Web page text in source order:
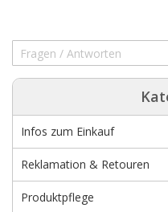
Infos zum Einkauf
Reklamation & Retouren
Produktpflege